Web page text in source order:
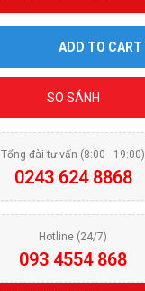
ADD TO CART
SO SÁNH
Tổng đài tư vấn (8:00 - 19:00)
0243 624 8868
Hotline (24/7)
093 4554 868